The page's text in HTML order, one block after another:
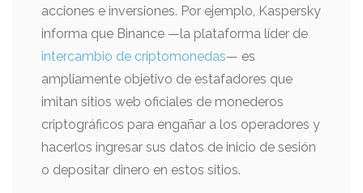
acciones e inversiones. Por ejemplo, Kaspersky
informa que Binance —la plataforma líder de
intercambio de criptomonedas— es
ampliamente objetivo de estafadores que
imitan sitios web oficiales de monederos
criptográficos para engañar a los operadores y
hacerlos ingresar sus datos de inicio de sesión
o depositar dinero en estos sitios.